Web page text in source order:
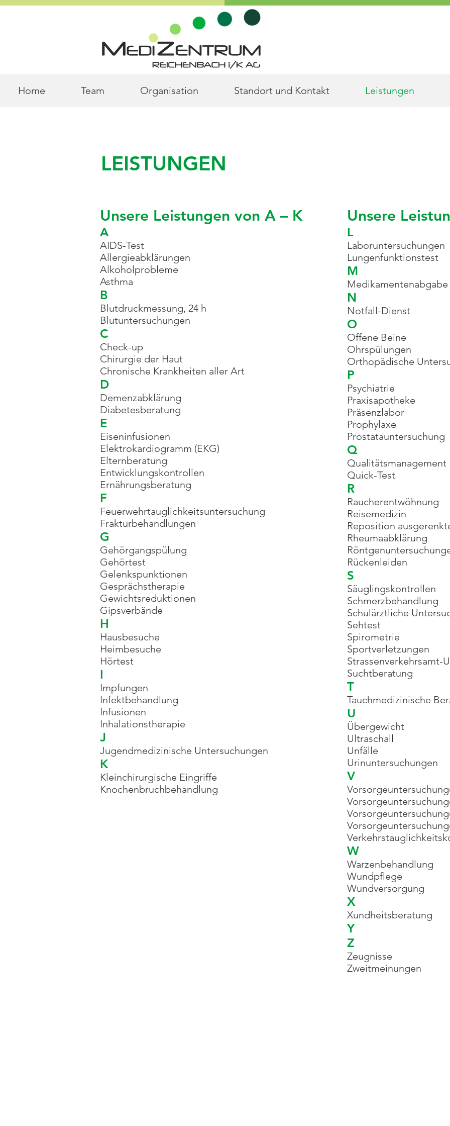
Home Team Organisation Standort und Kontakt Leistungen
LEISTUNGEN
Unsere Leistungen von A – K
A
AIDS-Test
Allergieabklärungen
Alkoholprobleme
Asthma
B
Blutdruckmessung, 24 h
Blutuntersuchungen
C
Check-up
Chirurgie der Haut
Chronische Krankheiten aller Art
D
Demenzabklärung
Diabetesberatung
E
Eiseninfusionen
Elektrokardiogramm (EKG)
Elternberatung
Entwicklungskontrollen
Ernährungsberatung
F
Feuerwehrtauglichkeitsuntersuchung
Frakturbehandlungen
G
Gehörgangspülung
Gehörtest
Gelenkspunktionen
Gesprächstherapie
Gewichtsreduktionen
Gipsverbände
H
Hausbesuche
Heimbesuche
Hörtest
I
Impfungen
Infektbehandlung
Infusionen
Inhalationstherapie
J
Jugendmedizinische Untersuchungen
K
Kleinchirurgische Eingriffe
Knochenbruchbehandlung
Unsere
L
Laboruntersuchungen
Lungenfunktionstest
M
Medikamentenabgabe
N
Notfall-Dienst
O
Offene Beine
Ohrspülungen
Orthopädische
P
Psychiatrie
Praxisapotheke
Präsenzlabor
Prophylaxe
Prostatauntersuchung
Q
Qualitätsmanagement
Quick-Test
R
Raucherentwöhnung
Reisemedizin
Reposition
Rheumaabklärung
Rückenleiden
S
Säuglingskontrollen
Schmerzbehandlung
Schulärztliche
Sehtest
Spirometrie
Sportverletzungen
Strassenverkehrsamt-
Suchtberatung
T
Tauchmedizinische
U
Übergewicht
Ultraschall
Unfälle
Urinuntersuchungen
V
W
Warzenbehandlung
Wundpflege
Wundversorgung
X
Xundheitsberatung
Y
Z
Zeugnisse
Zweitmeinungen